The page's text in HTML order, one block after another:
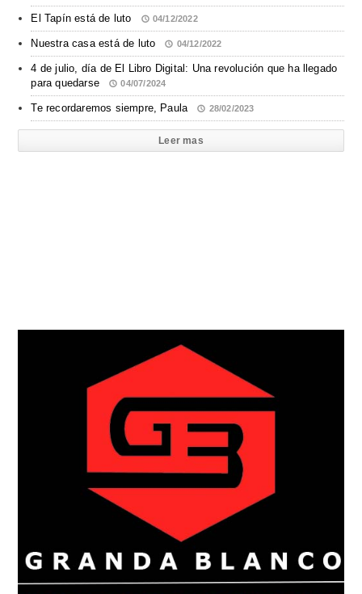
El Tapín está de luto 04/12/2022
Nuestra casa está de luto 04/12/2022
4 de julio, día de El Libro Digital: Una revolución que ha llegado
para quedarse
04/07/2024
Te recordaremos siempre, Paula 28/02/2023
Leer mas